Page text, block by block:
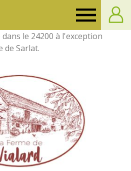
le 24200 à l'exception
de Sarlat.